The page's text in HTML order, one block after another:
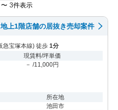
〜 3件表示
上1階店舗の居抜き売却案件
急宝塚本線) 徒歩 1分
現賃料/坪単価
－ /11,000円
所在地
池田市